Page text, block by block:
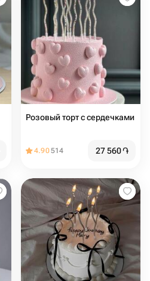
Розовый торт с сердечками
4.90514 27 560֏